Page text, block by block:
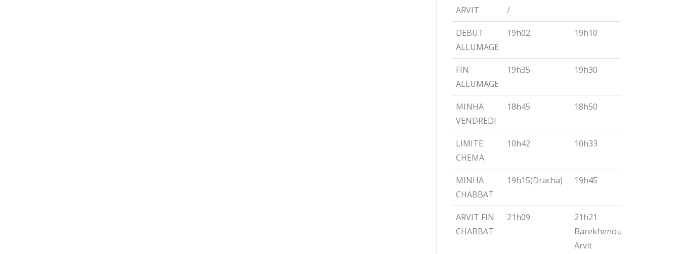
ARVIT /
DEBUT
ALLUMAGE
19h02 19h10
FIN
ALLUMAGE
19h35 19h30
MINHA
VENDREDI
18h45 18h50
LIMITE
CHEMA
10h42 10h33
MINHA
CHABBAT
19h15(Dracha) 19h45
ARVIT FIN
CHABBAT
21h09
21h21
Barekhenou
Arvit